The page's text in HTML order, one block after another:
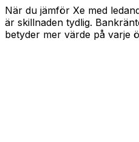
När du jämför Xe med
är skillnaden tydlig.
betyder mer värde på varje